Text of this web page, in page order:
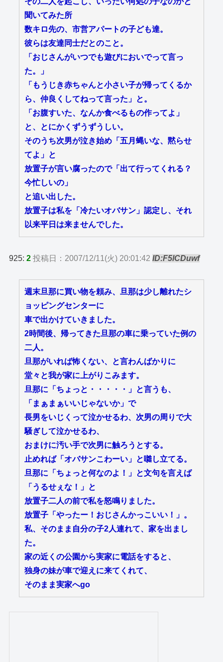
聞いてみた所
数キロ先の、市営アパートの子ども達。
彼らは友達同士だとのこと。
「おじさんがいつでも遊びにおいでって言っ
た。」
「もうじき赤ちゃんと小さい子が帰ってくるか
ら、仲良くしてねって言った」と。
「お腹すいた、なんか食べるもの作ってよ」
と、とにかくずうずうしい。
そのうち次男が泣き始め「五月蝿いな、黙らせ
てよ」と
放置子が言い腐ったので「出て行ってくれる？
今忙しいの」
と追い出した。
放置子は私を「冷たいオバサン」認定し、それ
以来平日は来ませんでした。
925:2 投稿日：2007/12/11(火) 20:01:42ID:F5lCDuwf
週末旦那に買い物を頼み、旦那は少し離れたシ
ョッピングセンターに
車で出かけていきました。
2時間後、帰ってきた旦那の車に乗っていた例の
二人。
旦那がいれば怖くない、と言わんばかりに
堂々と我が家に上がりこみます。
旦那に「ちょっと・・・・・」と言うも、
「まぁまぁいいじゃないか」で
長男をいじくって泣かせるわ、次男の周りで大
騒ぎして泣かせるわ、
おまけに汚い手で次男に触ろうとする。
止めれば「オバサンこわーい」と囃し立てる。
旦那に「ちょっと何なのよ！」と文句を言えば
「うるせぇな！」と
放置子二人の前で私を怒鳴りました。
放置子「やったー！おじさんかっこいい！」。
私、そのまま自分の子2人連れて、家を出まし
た。
家の近くの公園から実家に電話をすると、
独身の妹が車で迎えに来てくれて、
そのまま実家へgo